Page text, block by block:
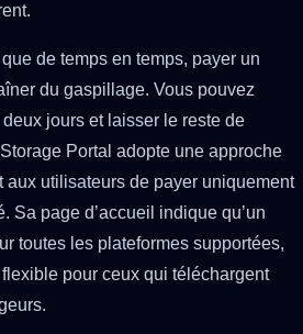
de temps en temps, payer un
du gaspillage. Vous pouvez
jours et laisser le reste de
Portal adopte une approche
aux utilisateurs de payer uniquement
Sa page d’accueil indique qu’un
toutes les plateformes supportées,
pour ceux qui téléchargent